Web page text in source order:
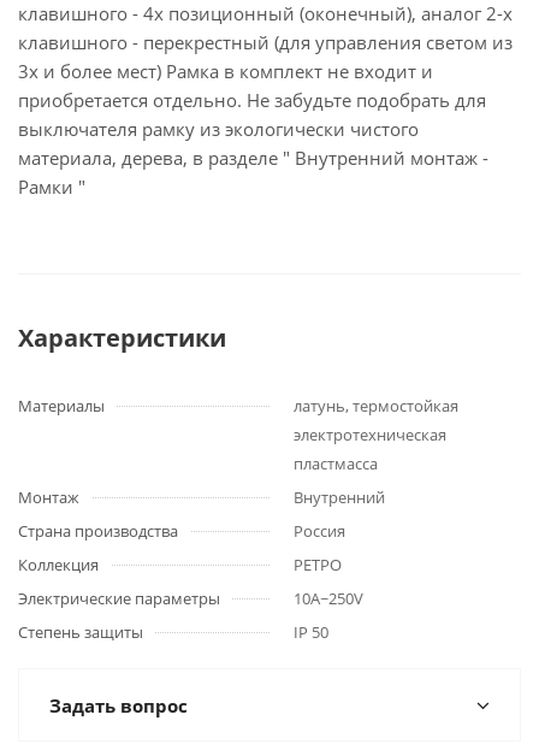
клавишного - 4х позиционный (оконечный), аналог 2-х
клавишного - перекрестный (для управления светом из
3х и более мест) Рамка в комплект не входит и
приобретается отдельно. Не забудьте подобрать для
выключателя рамку из экологически чистого
материала, дерева, в разделе " Внутренний монтаж -
Рамки "
Характеристики
Материалы
латунь, термостойкая
электротехническая
пластмасса
Монтаж
Внутренний
Страна производства
Россия
Коллекция
РЕТРО
Электрические параметры
10А~250V
Степень защиты
IP 50
Задать вопрос